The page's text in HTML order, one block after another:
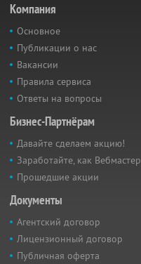
Компания
Основное
Публикации о нас
Вакансии
Правила сервиса
Ответы на вопросы
Бизнес-Партнёрам
Давайте сделаем акцию!
Заработайте, как Вебмастер
Прошедшие акции
Документы
Агентский договор
Лицензионный договор
Публичная оферта